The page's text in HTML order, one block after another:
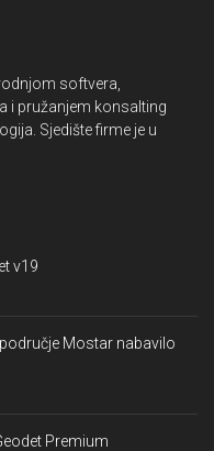
softvera,
i pružanjem konsalting
Sjedište firme je u
v19
područje Mostar nabavilo
Premium